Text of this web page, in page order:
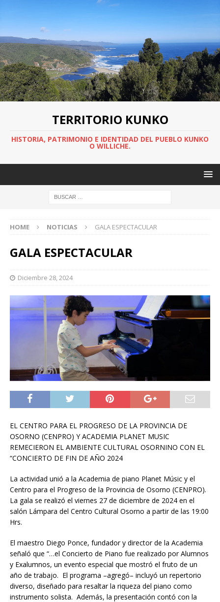
TERRITORIO KUNKO
HISTORIA, PATRIMONIO E IDENTIDAD DEL PUEBLO KUNKO
O WILLICHE.
HOME NOTICIAS GALA ESPECTACULAR
GALA ESPECTACULAR
Diciembre 28, 2024
EL CENTRO PARA EL PROGRESO DE LA PROVINCIA DE
OSORNO (CENPRO) Y ACADEMIA PLANET MUSIC
REMECIERON EL AMBIENTE CULTURAL OSORNINO CON EL
“CONCIERTO DE FIN DE AÑO 2024
La actividad unió a la Academia de piano Planet Músic y el
Centro para el Progreso de la Provincia de Osorno (CENPRO).
La gala se realizó el viernes 27 de diciembre de 2024 en el
salón Lámpara del Centro Cultural Osorno a partir de las 19:00
Hrs.
El maestro Diego Ponce, fundador y director de la Academia
señaló que “…el Concierto de Piano fue realizado por Alumnos
y Exalumnos, un evento especial que mostró el fruto de un
año de trabajo. El programa –agregó– incluyó un repertorio
diverso, diseñado para resaltar la riqueza del piano como
instrumento solista. Además, la presentación contó con la